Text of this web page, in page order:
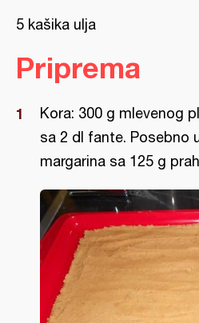
5 kašika ulja
Priprema
Kora: 300 g mlevenog
sa 2 dl fante. Posebno
margarina sa 125 g